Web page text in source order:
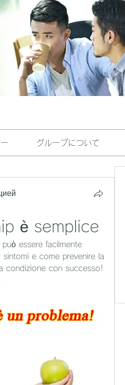
グループについて
è semplice
essere facilmente
e come prevenire la
condizione con successo!